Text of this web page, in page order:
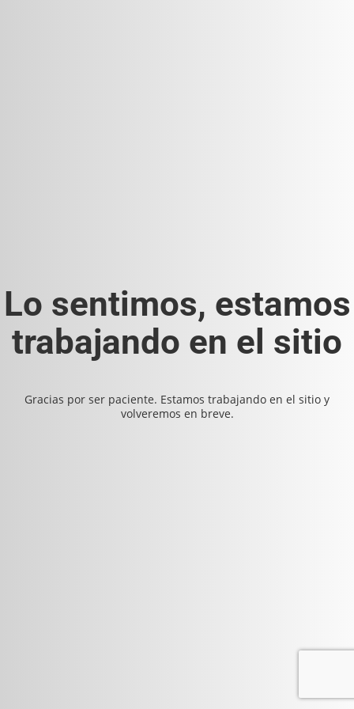
Lo sentimos, estamos
trabajando en el sitio
Gracias por ser paciente. Estamos trabajando en el sitio y
volveremos en breve.